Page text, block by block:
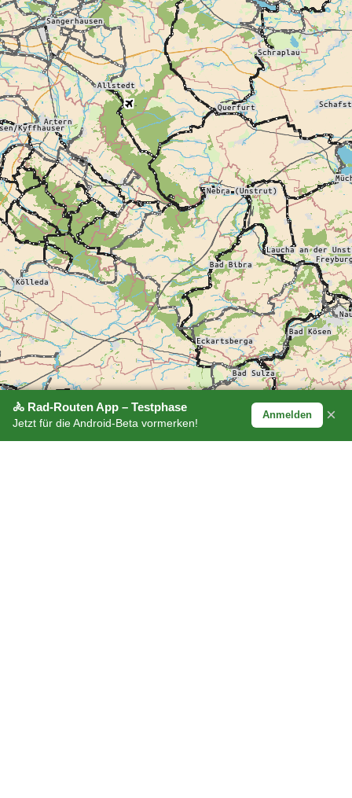
🚴 Rad-Routen App – Testphase
Jetzt für die Android-Beta vormerken!
Anmelden ×